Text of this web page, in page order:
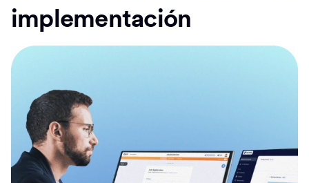
implementación